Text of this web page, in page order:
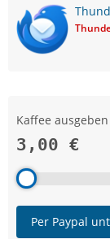
Kaffee
3,00 €
Per Paypal